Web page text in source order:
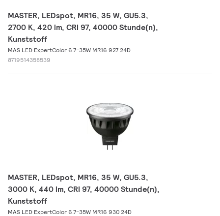
MASTER, LEDspot, MR16, 35 W, GU5.3,
2700 K, 420 lm, CRI 97, 40000 Stunde(n),
Kunststoff
MAS LED ExpertColor 6.7-35W MR16 927 24D
8719514358539
MASTER, LEDspot, MR16, 35 W, GU5.3,
3000 K, 440 lm, CRI 97, 40000 Stunde(n),
Kunststoff
MAS LED ExpertColor 6.7-35W MR16 930 24D